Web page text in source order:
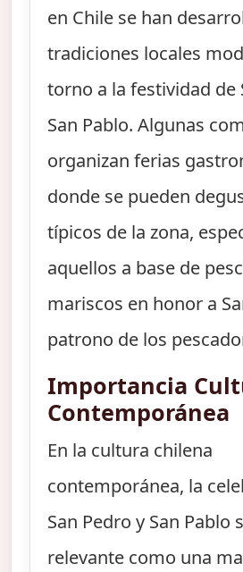
en Chile se han
tradiciones locales
torno a la festividad de
San Pablo. Algunas
organizan ferias
donde se pueden
típicos de la zona,
aquellos a base de
mariscos en honor a
patrono de los
Importancia
Contemporánea
En la cultura chilena
contemporánea, la
San Pedro y San Pablo
relevante como una